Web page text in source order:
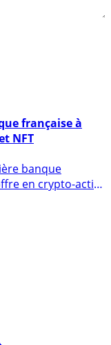
NFT
banque
en crypto-actifs,